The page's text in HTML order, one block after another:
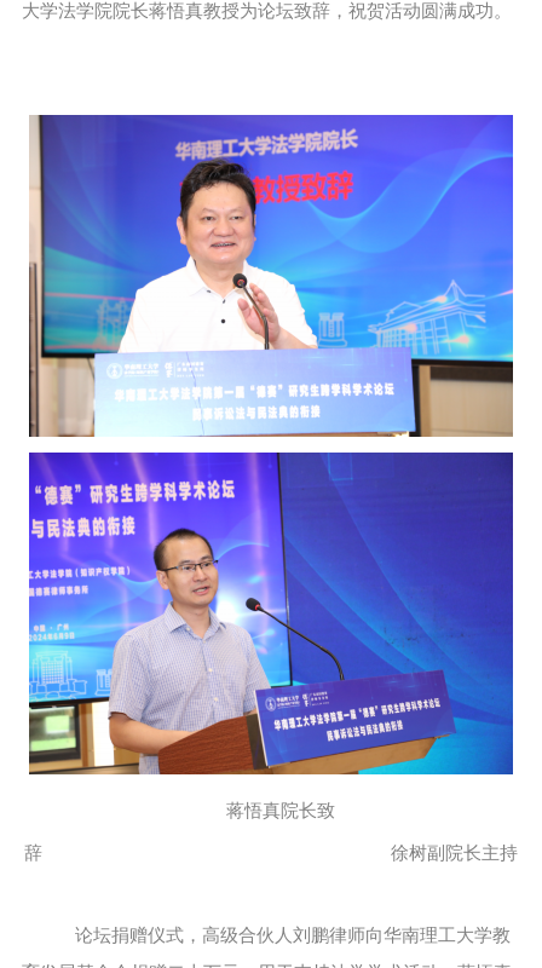
大学法学院院长蒋悟真教授为论坛致辞，祝贺活动圆满成功。
蒋悟真院长致
辞 徐树副院长主持
论坛捐赠仪式，高级合伙人刘鹏律师向华南理工大学教